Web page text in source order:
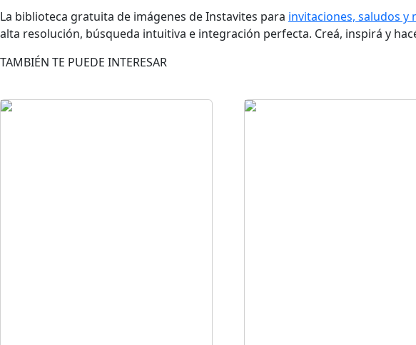
La biblioteca gratuita de imágenes de Instavites para invitaciones, saludos y
alta resolución, búsqueda intuitiva e integración perfecta. Creá, inspirá y
TAMBIÉN TE PUEDE INTERESAR